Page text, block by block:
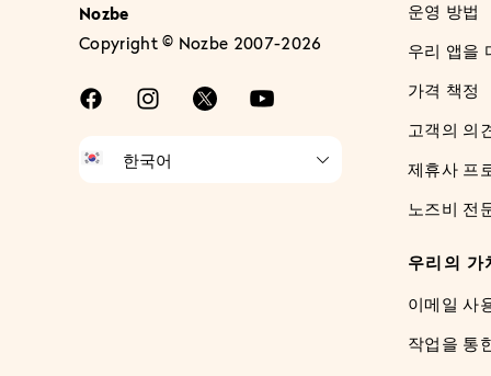
Nozbe
Copyright © Nozbe 2007-2026
운영 방법
우리 앱을
가격 책정
고객의 의
제휴사 프
노즈비 전
우리의 가
이메일 사
작업을 통